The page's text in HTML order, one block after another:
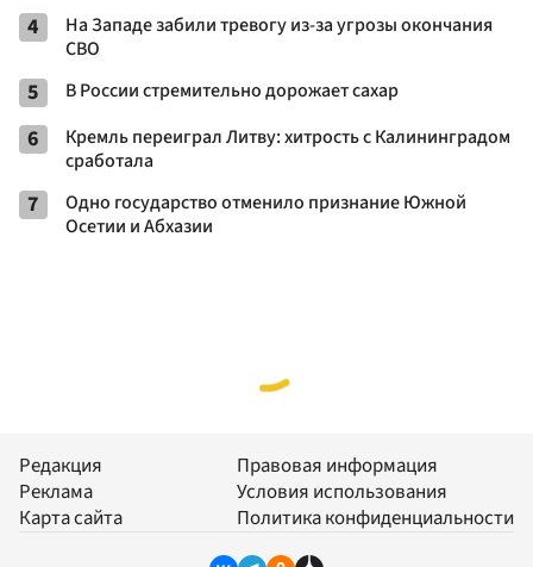
4
На Западе забили тревогу из-за угрозы окончания
СВО
5 В России стремительно дорожает сахар
6
Кремль переиграл Литву: хитрость с Калининградом
сработала
7
Одно государство отменило признание Южной
Осетии и Абхазии
Редакция
Реклама
Карта сайта
Правовая информация
Условия использования
Политика конфиденциальности